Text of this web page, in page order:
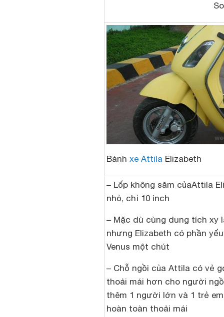
Bánh xe Attila Elizabeth
– Lốp không săm củaAttila
nhỏ, chỉ 10 inch
– Mặc dù cùng dung tích xy
nhưng Elizabeth có phần
Venus một chút
– Chỗ ngồi của Attila có vẻ
thoải mái hơn cho người
thêm 1 người lớn và 1 trẻ
hoàn toàn thoải mái